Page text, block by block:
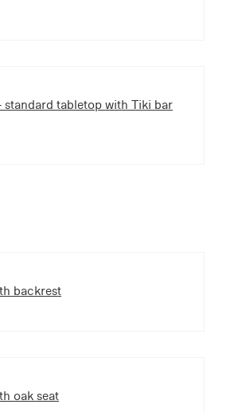
standard tabletop with Tiki bar
backrest
oak seat